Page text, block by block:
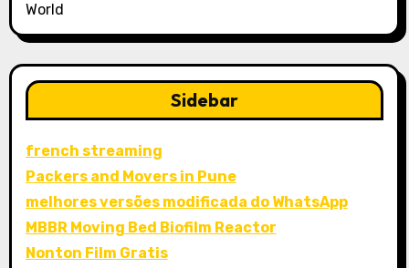
World
Sidebar
french streaming
Packers and Movers in Pune
melhores versões modificada do WhatsApp
MBBR Moving Bed Biofilm Reactor
Nonton Film Gratis